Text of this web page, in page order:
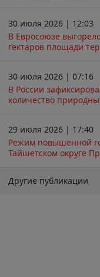
30 июля 2026 | 12:03
В Евросоюзе
гектаров площади
30 июля 2026 | 07:16
В России
количество
29 июля 2026 | 17:40
Режим повышенной
Тайшетском округе
Другие публикации